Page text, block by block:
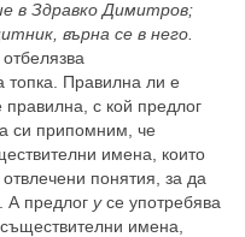
в Здравко Димитров;
върна се в него.
топка. Правилна ли е
с кой предлог
си припомним, че
имена, които
понятия, за да
А предлог усе употребява
имена,